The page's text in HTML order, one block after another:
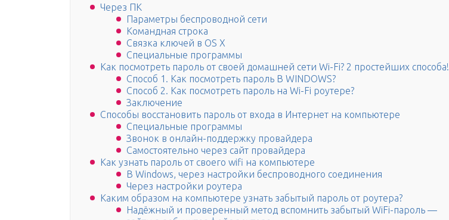
Через ПК
Параметры беспроводной сети
Командная строка
Связка ключей в OS Х
Специальные программы
Как посмотреть пароль от своей домашней сети Wi-Fi? 2 простейших способа!
Способ 1. Как посмотреть пароль В WINDOWS?
Способ 2. Как посмотреть пароль на Wi-Fi роутере?
Заключение
Способы восстановить пароль от входа в Интернет на компьютере
Специальные программы
Звонок в онлайн-поддержку провайдера
Самостоятельно через сайт провайдера
Как узнать пароль от своего wifi на компьютере
В Windows, через настройки беспроводного соединения
Через настройки роутера
Каким образом на компьютере узнать забытый пароль от роутера?
Надёжный и проверенный метод вспомнить забытый WiFi-пароль —